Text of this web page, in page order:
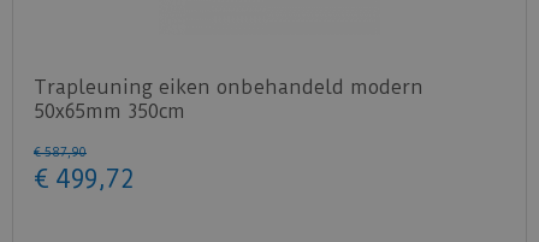
Trapleuning eiken onbehandeld modern
50x65mm 350cm
€ 587,90
€ 499,72